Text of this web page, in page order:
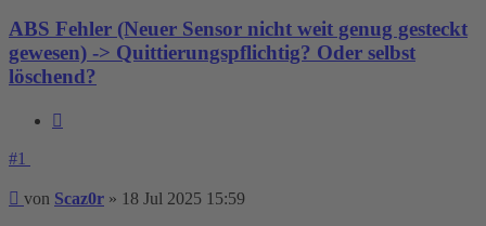
ABS Fehler (Neuer Sensor nicht weit genug gesteckt
gewesen) -> Quittierungspflichtig? Oder selbst
löschend?
#1
Beitrag
von Scaz0r » 18 Jul 2025 15:59